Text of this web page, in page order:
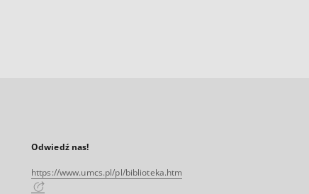
Odwiedź nas!
https://www.umcs.pl/pl/biblioteka.htm